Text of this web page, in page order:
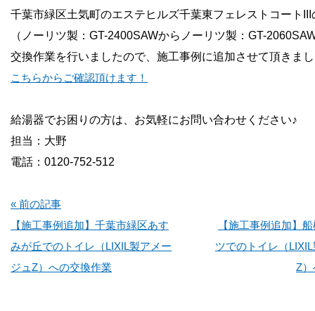
千葉市緑区土気町のエステヒルズ千葉東フェレストコートIII
（ノーリツ製：GT-2400SAWからノーリツ製：GT-
交換作業を行いましたので、施工事例に追加させて頂きま
こちらからご確認頂けます！
給湯器でお困りの方は、お気軽にお問い合わせください♪
担当：大野
電話：0120-752-512
« 前の記事
【施工事例追加】千葉市緑区あす
みが丘でのトイレ（LIXIL製アメー
ジュZ）への交換作業
【施工事例追加】
ツでのトイレ（
Z